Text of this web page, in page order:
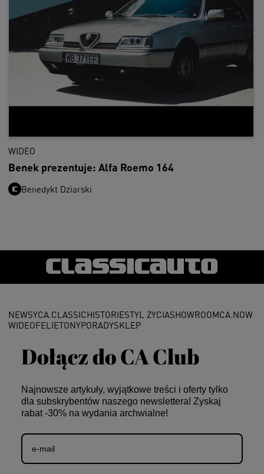
WIDEO
Benek prezentuje: Alfa Roemo 164
Benedykt Dziarski
Dołącz do CA Club
Najnowsze artykuły, wyjątkowe treści i oferty tylko
dla subskrybentów naszego newslettera! Zyskaj
rabat -30% na wydania archwialne!
NEWSYCA.CLASSICHISTORIESTYL ŻYCIASHOWROOMCA.NOW
WIDEOFELIETONYPORADYSKLEP